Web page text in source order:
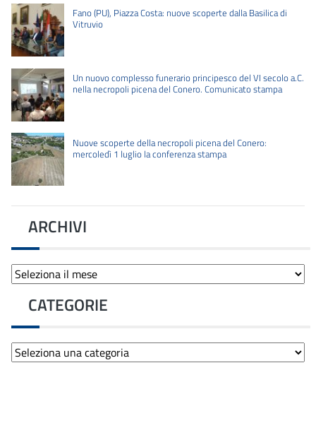
Fano (PU), Piazza Costa: nuove scoperte dalla Basilica di
Vitruvio
Un nuovo complesso funerario principesco del VI secolo a.C.
nella necropoli picena del Conero. Comunicato stampa
Nuove scoperte della necropoli picena del Conero:
mercoledì 1 luglio la conferenza stampa
ARCHIVI
Archivi
CATEGORIE
Categorie